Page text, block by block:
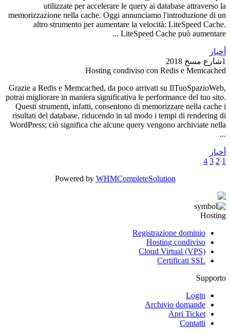
utilizzate per accelerare le query ai database attraverso la
memorizzazione nella cache. Oggi annunciamo l'introduzione di un
altro strumento per aumentare la velocità: LiteSpeed Cache.
LiteSpeed Cache può aumentare ...
أخبار
1شارع مسخ 2018
Hosting condiviso con Redis e Memcached
Grazie a Redis e Memcached, da poco arrivati ​​su IlTuoSpazioWeb,
potrai migliorare in maniera significativa le performance del tuo sito.
Questi strumenti, infatti, consentono di memorizzare nella cache i
risultati del database, riducendo in tal modo i tempi di rendering di
WordPress; ciò significa che alcune query vengono archiviate nella
...
أخبار
1
2
3
4
Powered by WHMCompleteSolution
Hosting
Registrazione dominio
Hosting condiviso
Cloud Virtual (VPS)
Certificati SSL
Supporto
Login
Archivio domande
Apri Ticket
Contatti